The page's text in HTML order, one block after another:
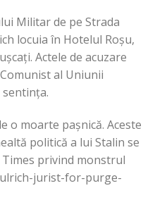
Militar de pe Strada
locuia în Hotelul Roșu,
Actele de acuzare
al Uniunii
o moarte pașnică. Aceste
politică a lui Stalin se
privind monstrul
ulrich-jurist-for-purge-